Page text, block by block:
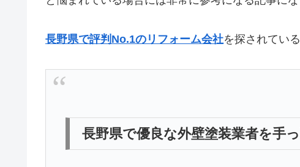
長野県で評判No.1のリフォーム会社を探されてい
長野県で優良な外壁塗装業者を手